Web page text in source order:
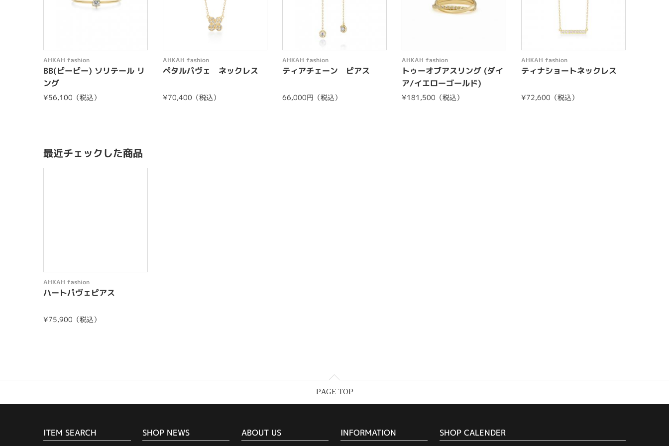
AHKAH fashion
BB(ビービー) ソリテール リ
ング
¥56,100（税込）
AHKAH fashion
ペタルパヴェ ネックレス
¥70,400（税込）
AHKAH fashion
ティアチェーン ピアス
66,000円（税込）
AHKAH fashion
トゥーオブアスリング (ダイ
ア/イエローゴールド)
¥181,500（税込）
AHKAH fashion
ティナショートネックレス
¥72,600（税込）
最近チェックした商品
AHKAH fashion
ハートパヴェピアス
¥75,900（税込）
PAGE TOP
ITEM SEARCH SHOP NEWS ABOUT US INFORMATION SHOP CALENDER